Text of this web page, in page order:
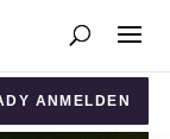
ANMELDEN